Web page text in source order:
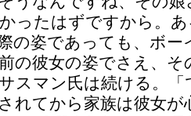
ったはずですから。
の姿であっても、ボ
の彼女の姿でさえ、
スマン氏は続ける。
れてから家族は彼女が